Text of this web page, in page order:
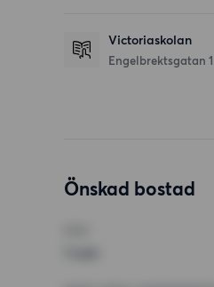
Victoriaskolan
Engelbrektsgatan 1
Önskad bostad